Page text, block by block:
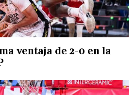
ventaja de 2-0 en la